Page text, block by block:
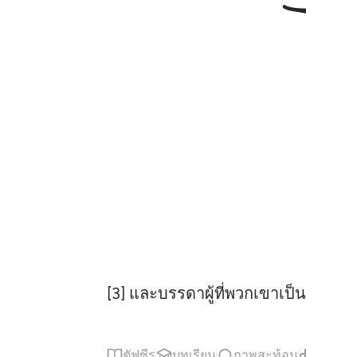
[3] และบรรดาผู้ที่พวกเขาเป็นผู้ผินหลั